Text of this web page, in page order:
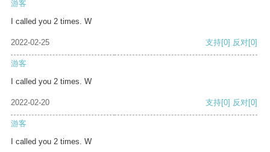
游客
I called you 2 times. W
2022-02-25 支持[0] 反对[0]
游客
I called you 2 times. W
2022-02-20 支持[0] 反对[0]
游客
I called you 2 times. W